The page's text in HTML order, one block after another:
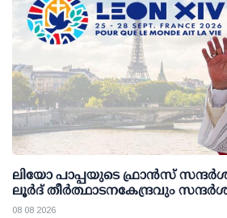
ലിയോ പാപ്പയുടെ ഫ്രാൻസ്
ലൂർദ് തീർത്ഥാടനകേന്ദ്രവും
08 08 2026